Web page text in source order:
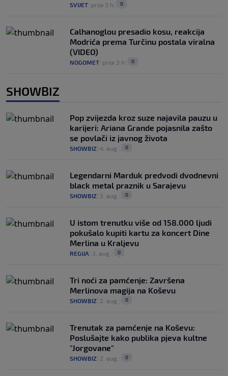
SVIJET prije 3 h 0
Calhanoglou presadio kosu, reakcija
Modrića prema Turčinu postala viralna
(VIDEO)
NOGOMET prije 3 h 0
SHOWBIZ
Pop zvijezda kroz suze najavila pauzu u
karijeri: Ariana Grande pojasnila zašto
se povlači iz javnog života
SHOWBIZ 4. aug. 0
Legendarni Marduk predvodi dvodnevni
black metal praznik u Sarajevu
SHOWBIZ 3. aug. 0
U istom trenutku više od 158.000 ljudi
pokušalo kupiti kartu za koncert Dine
Merlina u Kraljevu
REGIJA 3. aug. 0
Tri noći za pamćenje: Završena
Merlinova magija na Koševu
SHOWBIZ 2. aug. 0
Trenutak za pamćenje na Koševu:
Poslušajte kako publika pjeva kultne
"Jorgovane"
SHOWBIZ 2. aug. 0